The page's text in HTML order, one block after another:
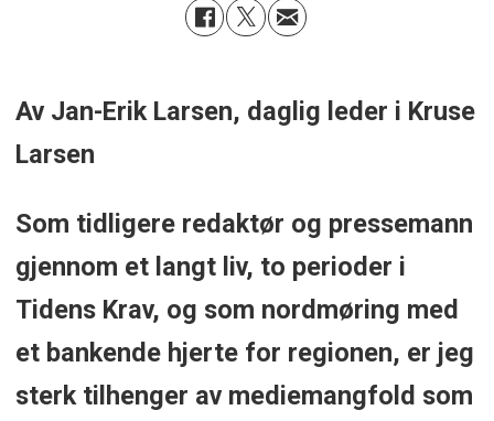
Av Jan-Erik Larsen, daglig leder i Kruse
Larsen
Som tidligere redaktør og pressemann
gjennom et langt liv, to perioder i
Tidens Krav, og som nordmøring med
et bankende hjerte for regionen, er jeg
sterk tilhenger av mediemangfold som